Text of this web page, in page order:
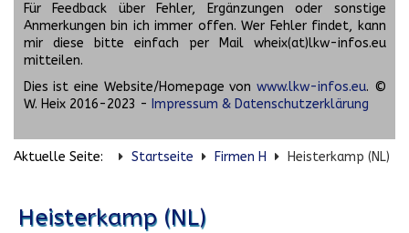
Für Feedback über Fehler, Ergänzungen oder sonstige
Anmerkungen bin ich immer offen. Wer Fehler findet, kann
mir diese bitte einfach per Mail wheix(at)lkw-infos.eu
mitteilen.
Dies ist eine Website/Homepage von www.lkw-infos.eu. ©
W. Heix 2016-2023 - Impressum & Datenschutzerklärung
Aktuelle Seite: Startseite Firmen H Heisterkamp (NL)
Heisterkamp (NL)